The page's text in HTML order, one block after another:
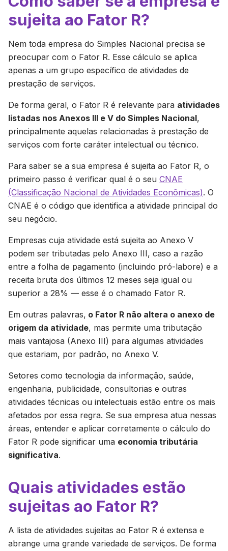
sujeita ao Fator R?
Nem toda empresa do Simples Nacional precisa se
preocupar com o Fator R. Esse cálculo se aplica
apenas a um grupo específico de atividades de
prestação de serviços.
De forma geral, o Fator R é relevante para atividades
listadas nos Anexos III e V do Simples Nacional,
principalmente aquelas relacionadas à prestação de
serviços com forte caráter intelectual ou técnico.
Para saber se a sua empresa é sujeita ao Fator R, o
primeiro passo é verificar qual é o seu CNAE
(Classificação Nacional de Atividades Econômicas). O
CNAE é o código que identifica a atividade principal do
seu negócio.
Empresas cuja atividade está sujeita ao Anexo V
podem ser tributadas pelo Anexo III, caso a razão
entre a folha de pagamento (incluindo pró-labore) e a
receita bruta dos últimos 12 meses seja igual ou
superior a 28% — esse é o chamado Fator R.
Em outras palavras, o Fator R não altera o anexo de
origem da atividade, mas permite uma tributação
mais vantajosa (Anexo III) para algumas atividades
que estariam, por padrão, no Anexo V.
Setores como tecnologia da informação, saúde,
engenharia, publicidade, consultorias e outras
atividades técnicas ou intelectuais estão entre os mais
afetados por essa regra. Se sua empresa atua nessas
áreas, entender e aplicar corretamente o cálculo do
Fator R pode significar uma economia tributária
significativa.
Quais atividades estão
sujeitas ao Fator R?
A lista de atividades sujeitas ao Fator R é extensa e
abrange uma grande variedade de serviços. De forma